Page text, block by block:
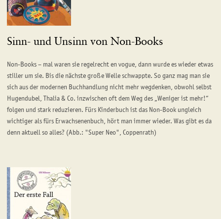
Sinn- und Unsinn von Non-Books
Non-Books – mal waren sie regelrecht en vogue, dann wurde es wieder etwas
stiller um sie. Bis die nächste große Welle schwappte. So ganz mag man sie
sich aus der modernen Buchhandlung nicht mehr wegdenken, obwohl selbst
Hugendubel, Thalia & Co. inzwischen oft dem Weg des „Weniger ist mehr!“
folgen und stark reduzieren. Fürs Kinderbuch ist das Non-Book ungleich
wichtiger als fürs Erwachsenenbuch, hört man immer wieder. Was gibt es da
denn aktuell so alles? (Abb.: "Super Neo", Coppenrath)